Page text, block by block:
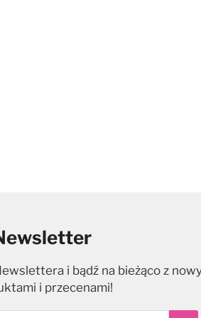
i bądź na bieżąco z
i przecenami!